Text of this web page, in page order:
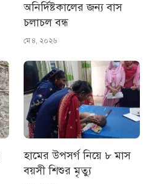
অনির্দিষ্টকালের জন্য বাস
চলাচল বন্ধ
মে ৪, ২০২৬
হামের উপসর্গ নিয়ে ৮ মাস
বয়সী শিশুর মৃত্যু